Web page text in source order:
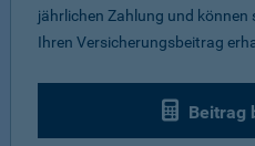
jährlichen Zahlung und können
Ihren Versicherungsbeitrag
Beitrag